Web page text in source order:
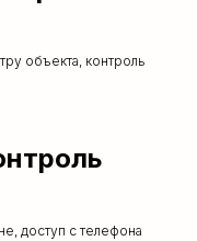
объекта, контроль
доступ с телефона